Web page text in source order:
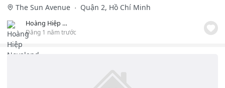
The Sun Avenue
Quận 2, Hồ Chí Minh
Hoàng Hiệp Novaland
Đăng 1 năm trước